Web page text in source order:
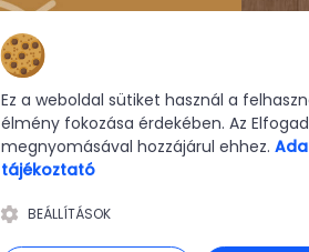
Ez a weboldal sütiket használ a
élmény fokozása érdekében. Az
megnyomásával hozzájárul ehhez.
tájékoztató
BEÁLLÍTÁSOK